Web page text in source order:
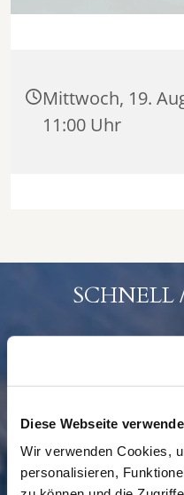
Diese Webseite
Wir verwenden Cookies,
personalisieren,
Mittwoch, 19.
11:00 Uhr